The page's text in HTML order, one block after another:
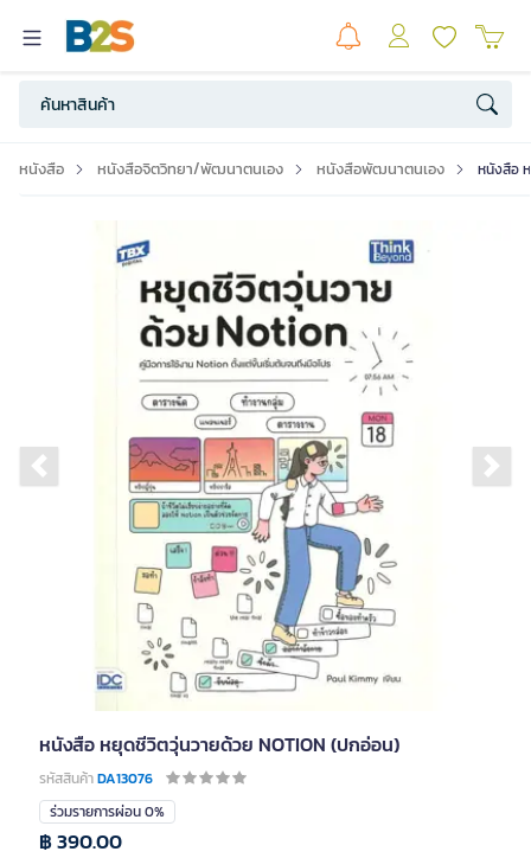
หนังสือ หนังสือจิตวิทยา/พัฒนาตนเอง หนังสือพัฒนาตนเอง หนังสือ
Previous slide
หนังสือ หยุดชีวิตวุ่นวายด้วย NOTION (ปกอ่อน)
รหัสสินค้าDA13076
ร่วมรายการผ่อน 0%
฿ 390.00